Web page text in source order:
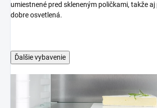
umiestnené pred skleneným poličkami, takže
dobre osvetlená.
Ďalšie vybavenie